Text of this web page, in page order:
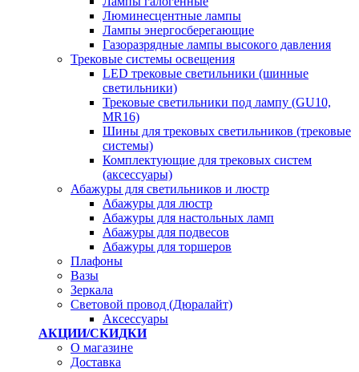
Люминесцентные лампы
Лампы энергосберегающие
Газоразрядные лампы высокого давления
Трековые системы освещения
LED трековые светильники (шинные
светильники)
Трековые светильники под лампу (GU10,
MR16)
Шины для трековых светильников (трековые
системы)
Комплектующие для трековых систем
(аксессуары)
Абажуры для светильников и люстр
Абажуры для люстр
Абажуры для настольных ламп
Абажуры для подвесов
Абажуры для торшеров
Плафоны
Вазы
Зеркала
Световой провод (Дюралайт)
Аксессуары
АКЦИИ/СКИДКИ
О магазине
Доставка